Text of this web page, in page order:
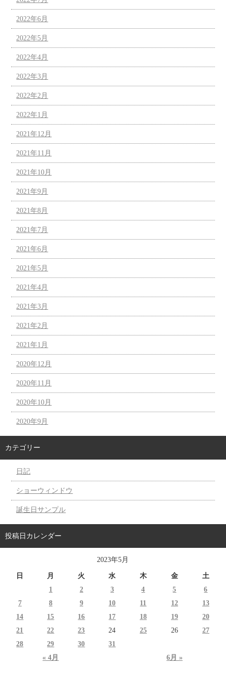
2022年6月
2022年5月
2022年4月
2022年3月
2022年2月
2022年1月
2021年12月
2021年11月
2021年10月
2021年9月
2021年8月
2021年7月
2021年6月
2021年5月
2021年4月
2021年3月
2021年2月
2021年1月
2020年12月
2020年11月
2020年10月
2020年9月
カテゴリー
日記
ショーウィンドウ
誕生日サンプル
投稿日カレンダー
2023年5月
日 月 火 水 木 金 土
« 4月 6月 »
1 2 3 4 5
6
7
8 9 10 11 12
13
14
15 16 17 18 19
20
21
22 23 24 25 26
27
28
29 30 31